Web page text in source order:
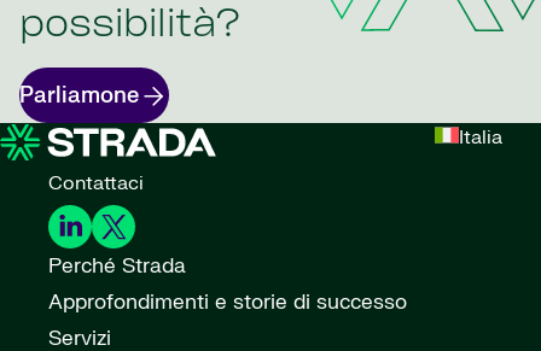
possibilità?
Parliamone
Italia
Contattaci
Perché Strada
Approfondimenti e storie di successo
Servizi